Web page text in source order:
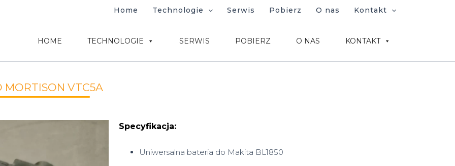
Home Technologie Serwis Pobierz O nas Kontakt
HOME TECHNOLOGIE SERWIS POBIERZ O NAS KONTAKT
VTC5A
Specyfikacja::
Uniwersalna bateria do Makita BL1850